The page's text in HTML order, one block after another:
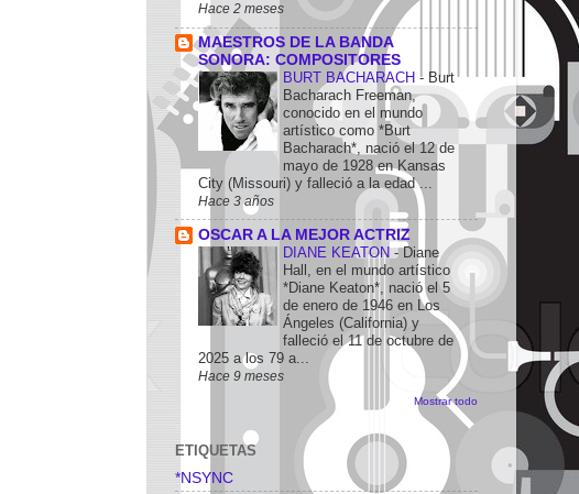
Hace 2 meses
MAESTROS DE LA BANDA
SONORA: COMPOSITORES
BURT BACHARACH - Burt
Bacharach Freeman,
conocido en el mundo
artístico como *Burt
Bacharach*, nació el 12 de
mayo de 1928 en Kansas
City (Missouri) y falleció a la edad ...
Hace 3 años
OSCAR A LA MEJOR ACTRIZ
DIANE KEATON-Diane
Hall, en el mundo artístico
*Diane Keaton*, nació el 5
de enero de 1946 en Los
Ángeles (California) y
falleció el 11 de octubre de
2025 a los 79 a...
Hace 9 meses
Mostrar todo
ETIQUETAS
*NSYNC